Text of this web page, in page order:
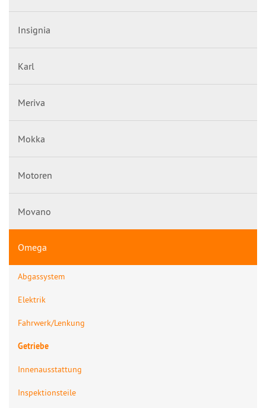
Insignia
Karl
Meriva
Mokka
Motoren
Movano
Omega
Abgassystem
Elektrik
Fahrwerk/Lenkung
Getriebe
Innenausstattung
Inspektionsteile